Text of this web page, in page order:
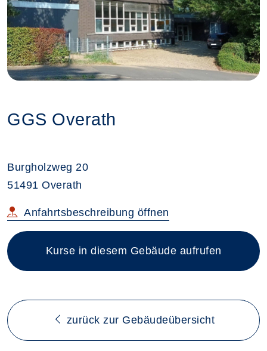
GGS Overath
Burgholzweg 20
51491 Overath
Anfahrtsbeschreibung im neuen Browsertab
öffnen
Kurse in diesem Gebäude aufrufen
zurück zur Gebäudeübersicht